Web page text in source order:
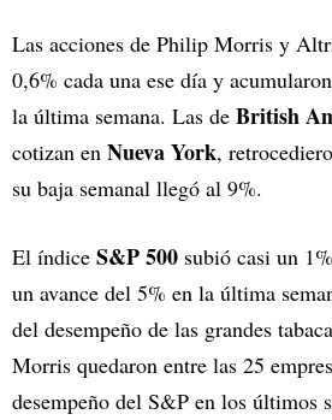
Las acciones de Philip Morris y
0,6% cada una ese día y
la última semana. Las de British
cotizan en Nueva York,
su baja semanal llegó al 9%.
El índice S&P 500 subió casi un
un avance del 5% en la última
del desempeño de las grandes
Morris quedaron entre las 25
desempeño del S&P en los últimos